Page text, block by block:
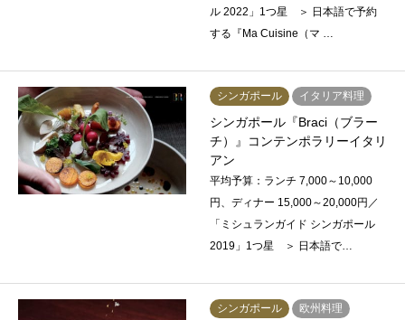
ル 2022」1つ星 ＞ 日本語で予約
する『Ma Cuisine（マ …
シンガポール イタリア料理
シンガポール『Braci（ブラー
チ）』コンテンポラリーイタリ
アン
平均予算：ランチ 7,000～10,000
円、ディナー 15,000～20,000円／
「ミシュランガイド シンガポール
2019」1つ星 ＞ 日本語で…
シンガポール 欧州料理